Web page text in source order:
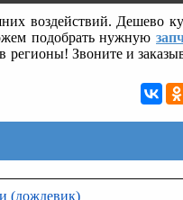
воздействий. Дешево
подобрать нужную
Звоните и
(дождевик)